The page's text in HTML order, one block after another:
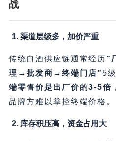
战
1. 渠道层级多，加价严重
传统白酒供应链通常经历​“
理→批发商→终端门店”​5
端零售价是出厂价的3-5倍
品牌方难以掌控终端价格。
2. 库存积压高，资金占用大